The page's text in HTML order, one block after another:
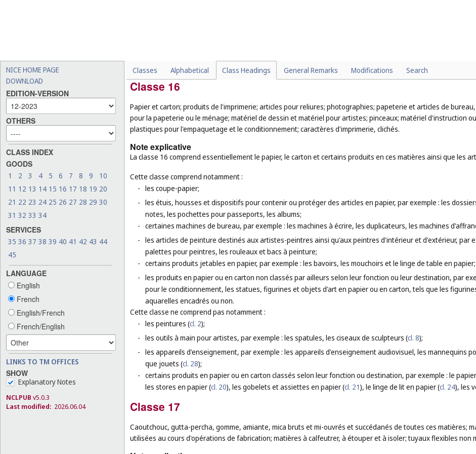
NICE HOME PAGE
DOWNLOAD
EDITION-VERSION
OTHERS
CLASS INDEX
GOODS
1 2 3 4 5 6 7 8 9
10
11 12 13 14 15 16 17 18 19 20
21 22 23 24 25 26 27 28 29 30
31 32 33 34
SERVICES
35 36 37 38 39 40 41 42 43 44
45
LANGUAGE
English
French
English/French
French/English
LINKS TO TM OFFICES
SHOW
Explanatory Notes
NCLPUB v5.0.3
Last modified: 2026.06.04
Classes Alphabetical Class Headings General Remarks Modifications Search
les cartes de vœux musicales (cl. 16).
Classe 16
Papier et carton; produits de l'imprimerie; articles pour reliures; photographies; papeterie et articles de
pour la papeterie ou le ménage; matériel de dessin et matériel pour artistes; pinceaux; matériel d'instruction
plastiques pour l'empaquetage et le conditionnement; caractères d'imprimerie, clichés.
Note explicative
La classe 16 comprend essentiellement le papier, le carton et certains produits en ces matières ainsi que les
Cette classe comprend notamment :
- les coupe-papier;
- les étuis, housses et dispositifs pour contenir ou protéger des articles en papier, par exemple : les
notes, les pochettes pour passeports, les albums;
- certaines machines de bureau, par exemple : les machines à écrire, les duplicateurs, les machines
- les articles de peinture destinés aux artistes-peintres ainsi qu'aux peintres d'intérieur et d'extérieur, par
palettes pour peintres, les rouleaux et bacs à peinture;
- certains produits jetables en papier, par exemple : les bavoirs, les mouchoirs et le linge de table en papier;
- les produits en papier ou en carton non classés par ailleurs selon leur fonction ou leur destination, par
pour le conditionnement, les statues, figurines et objets d'art en papier ou en carton, tels que les
aquarelles encadrés ou non.
Cette classe ne comprend pas notamment :
- les peintures (cl. 2);
- les outils à main pour artistes, par exemple : les spatules, les ciseaux de sculpteurs (cl. 8);
- les appareils d'enseignement, par exemple : les appareils d'enseignement audiovisuel, les mannequins
que jouets (cl. 28);
- certains produits en papier ou en carton classés selon leur fonction ou destination, par exemple : le
les stores en papier (cl. 20), les gobelets et assiettes en papier (cl. 21), le linge de lit en papier (cl. 24), les
Classe 17
Caoutchouc, gutta-percha, gomme, amiante, mica bruts et mi-ouvrés et succédanés de toutes ces matières;
utilisées au cours d'opérations de fabrication; matières à calfeutrer, à étouper et à isoler; tuyaux flexibles non